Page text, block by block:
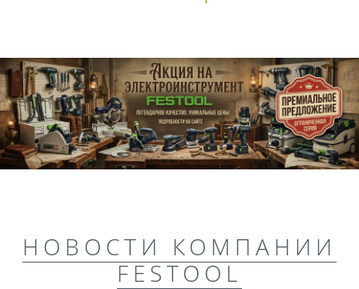
НОВОСТИ КОМПАНИИ
FESTOOL